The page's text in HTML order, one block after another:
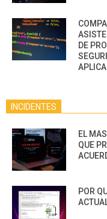
DE
INCIDENTES
EL
QUE
POR